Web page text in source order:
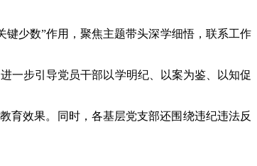
少数”作用，聚焦主题带头深学细悟，联系工作
一步引导党员干部以学明纪、以案为鉴、以知促
育效果。同时，各基层党支部还围绕违纪违法反